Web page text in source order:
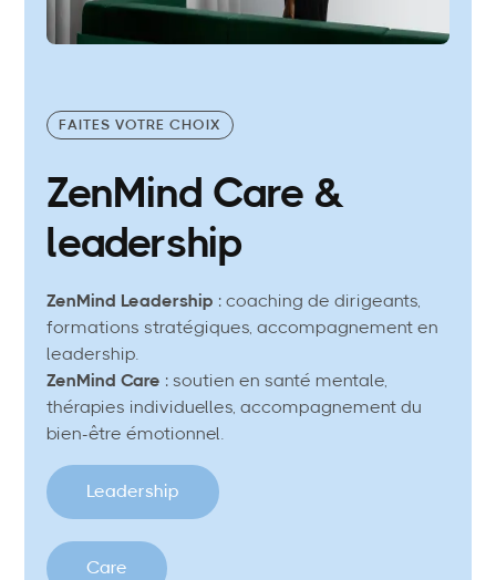
FAITES VOTRE CHOIX
ZenMind Care &
leadership
ZenMind Leadership : coaching de dirigeants,
formations stratégiques, accompagnement en
leadership.
ZenMind Care : soutien en santé mentale,
thérapies individuelles, accompagnement du
bien-être émotionnel.
Leadership
Care